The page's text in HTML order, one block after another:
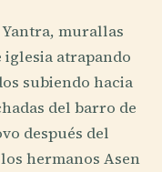
murallas
atrapando
subiendo hacia
del barro de
después del
hermanos Asen